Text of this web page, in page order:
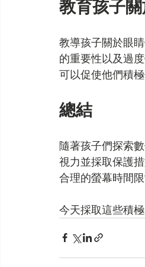
教育孩子
教導孩子關於眼
的重要性以及過
可以促使他們積極
總結
隨著孩子們探索
視力並採取保護
合理的螢幕時間
今天採取這些積